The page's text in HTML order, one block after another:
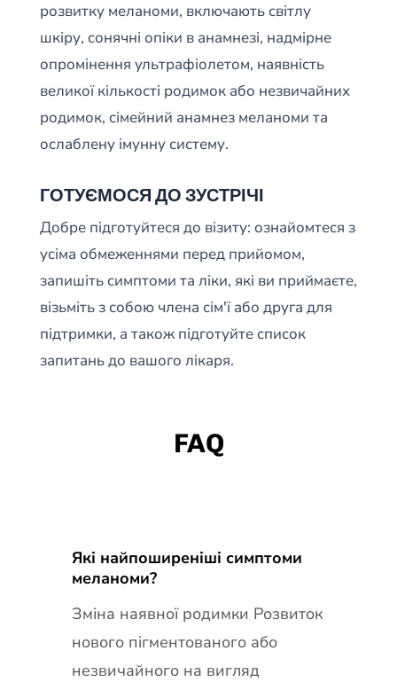
розвитку меланоми, включають світлу
шкіру, сонячні опіки в анамнезі, надмірне
опромінення ультрафіолетом, наявність
великої кількості родимок або незвичайних
родимок, сімейний анамнез меланоми та
ослаблену імунну систему.
ГОТУЄМОСЯ ДО ЗУСТРІЧІ
Добре підготуйтеся до візиту: ознайомтеся з
усіма обмеженнями перед прийомом,
запишіть симптоми та ліки, які ви приймаєте,
візьміть з собою члена сім'ї або друга для
підтримки, а також підготуйте список
запитань до вашого лікаря.
FAQ
Які найпоширеніші симптоми
меланоми?
Зміна наявної родимки Розвиток
нового пігментованого або
незвичайного на вигляд